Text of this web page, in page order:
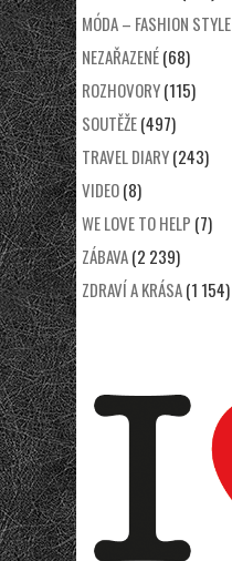
MÓDA – FASHION STYLE
NEZAŘAZENÉ(68)
ROZHOVORY(115)
SOUTĚŽE(497)
TRAVEL DIARY(243)
VIDEO(8)
WE LOVE TO HELP (7)
ZÁBAVA(2 239)
ZDRAVÍ A KRÁSA(1 154)